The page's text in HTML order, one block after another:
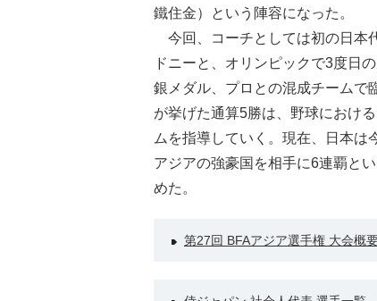
鐵住金）という陣容になった。
今回、コーチとしては初の日本
ドニーと、オリンピックで3度日
銀メダル、プロとの混成チームで
が挙げた通算5勝は、野球におけ
ムを指導していく。現在、日本は
アジアの強豪国を相手に6連覇と
めた。
第27回 BFAアジア選手権 大会概